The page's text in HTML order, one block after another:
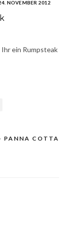
NOVEMBER 2012
Ihr ein Rumpsteak
PANNA COTTA